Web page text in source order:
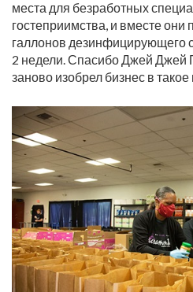
места для безработных
гостеприимства, и вместе они
галлонов дезинфицирующего
2 недели. Спасибо Джей Джей
заново изобрел бизнес в